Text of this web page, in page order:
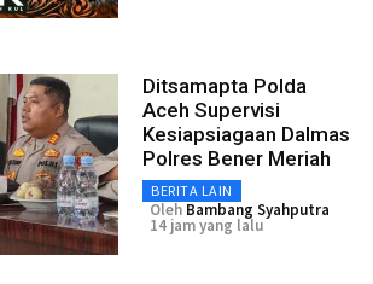
Ditsamapta Polda
Aceh Supervisi
Kesiapsiagaan Dalmas
Polres Bener Meriah
BERITA LAIN
Oleh Bambang Syahputra
14 jam yang lalu